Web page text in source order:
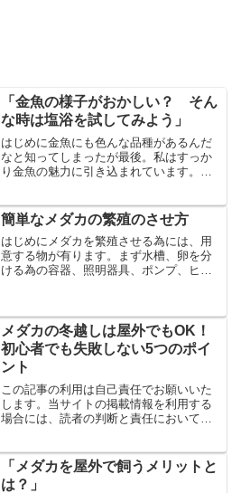
「金魚の様子がおかしい？ そん
な時は塩浴を試してみよう」
はじめに金魚にも色んな品種があるんだ
なと知ってしまったが最後。私はすっか
り金魚の魅力に引き込まれています。お
ります。ペットショップで一目惚れし
た、子どもさんやお孫さんが...
簡単なメダカの繁殖のさせ方
はじめにメダカを繁殖させる為には、用
意する物が有ります。まず水槽、卵を分
ける為の容器、照明器具、ポンプ、ヒー
に、簡単に繁殖させたので方法を説明し
たいと思います。メダカの選...
メダカの冬越しは屋外でもOK！
初心者でも失敗しない5つのポイ
ント
この記事の利用は自己責任でお願いいた
します。当サイトの掲載情報を利用する
場合には、読者の判断と責任において利
ましては、当サイトでは、一切の責任を
負いかねます。はじめに屋...
「メダカを屋外で飼うメリットと
は？」